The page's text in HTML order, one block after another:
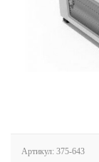
Артикул: 375-643